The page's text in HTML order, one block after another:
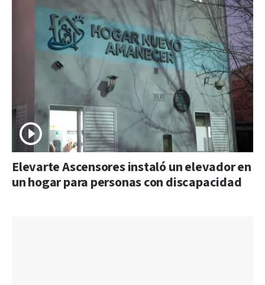
Elevarte Ascensores instaló un elevador en
un hogar para personas con discapacidad